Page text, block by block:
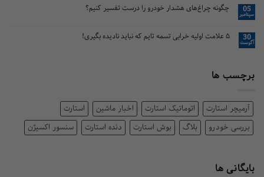
چگونه چراغ‌های هشدار خودرو را درست تفسیر کنیم؟
ها
استارت اتوماتیک استارت اخبار ماشین
استارت
خودرو
بلاگ بوش استارت دنده استارت سنسور اکسیژن
ها